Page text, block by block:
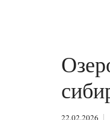
22.02.2026